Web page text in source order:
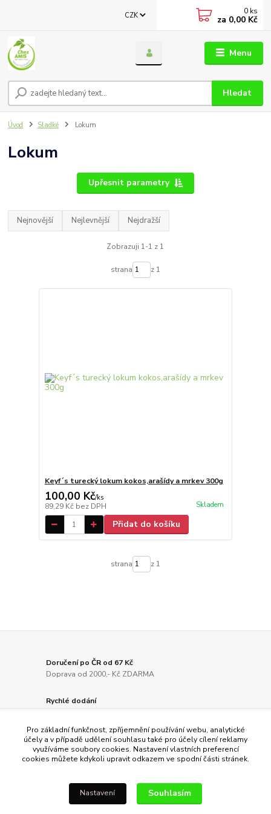
Menu
CZK
Hledat
0 ks
za 0,00 Kč
Úvod Sladké Lokum
Lokum
Upřesnit parametry
Nejnovější Nejlevnější Nejdražší
Zobrazuji 1-1 z 1
strana z 1
Keyf´s turecký lokum kokos,arašídy a mrkev 300g
100,00 Kč/ks
89,29 Kč bez DPH Skladem
Přidat do košíku
strana z 1
Doručení po ČR od 67 Kč
Doprava od 2000,- Kč ZDARMA
Rychlé dodání
Odesíláme do 24 hodin
Kvalitní produkty
Zakládáme si na kvalitě
Záleží nám na Vaší spokojenosti
Pro základní funkčnost, zpříjemnění používání webu, analytické
účely a v případě udělení souhlasu také pro účely cílení reklamy
využíváme soubory cookies. Nastavení vlastních preferencí
cookies můžete kdykoli upravit odkazem ve spodní části stránek.
Nastavení Souhlasím